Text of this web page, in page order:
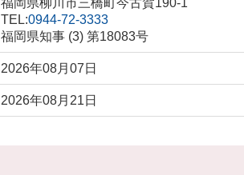
福岡県柳川市三橋町今古賀190-1
TEL:0944-72-3333
福岡県知事 (3) 第18083号
2026年08月07日
2026年08月21日